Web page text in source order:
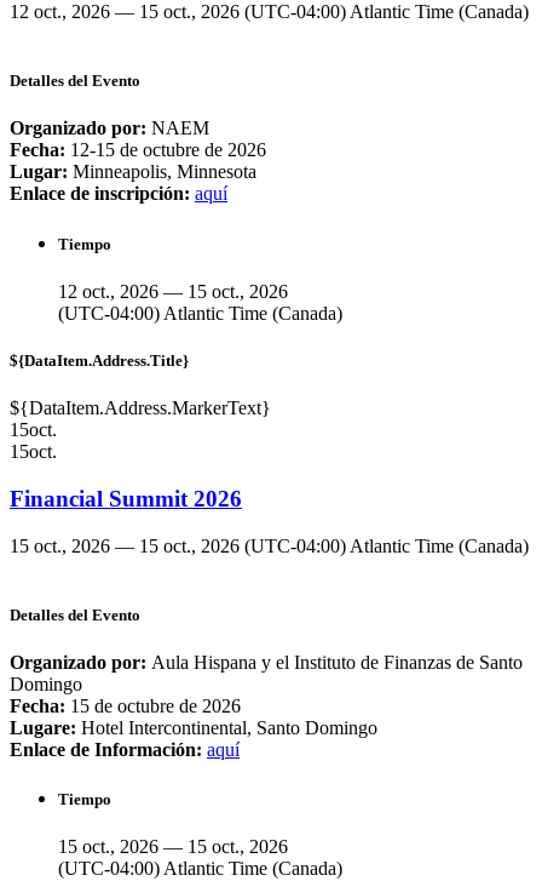
12 oct., 2026 — 15 oct., 2026 (UTC-04:00) Atlantic Time (Canada)
Detalles del Evento
Organizado por: NAEM
Fecha: 12-15 de octubre de 2026
Lugar: Minneapolis, Minnesota
Enlace de inscripción: aquí
Tiempo
12 oct., 2026 — 15 oct., 2026
(UTC-04:00) Atlantic Time (Canada)
${DataItem.Address.Title}
${DataItem.Address.MarkerText}
15oct.
15oct.
Financial Summit 2026
15 oct., 2026 — 15 oct., 2026 (UTC-04:00) Atlantic Time (Canada)
Detalles del Evento
Organizado por: Aula Hispana y el Instituto de Finanzas de Santo
Domingo
Fecha: 15 de octubre de 2026
Lugare: Hotel Intercontinental, Santo Domingo
Enlace de Información: aquí
Tiempo
15 oct., 2026 — 15 oct., 2026
(UTC-04:00) Atlantic Time (Canada)